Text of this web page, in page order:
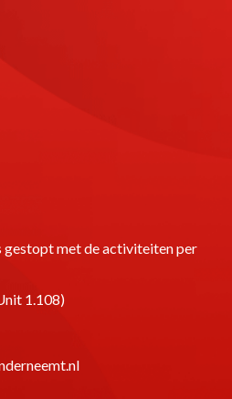
gestopt met de activiteiten per
1.108)